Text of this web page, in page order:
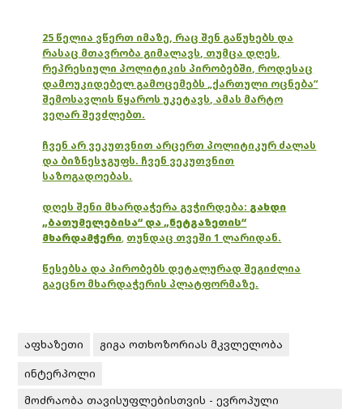
25 წელია ვწერთ იმაზე, რაც შენ გაწუხებს და
რასაც მთავრობა გიმალავს, თუმცა დღეს,
რეპრესიული პოლიტიკის პირობებში, როდესაც
დამოუკიდებელ გამოცემებს „ქართული ოცნება“
შემოსავლის წყაროს უკეტავს, ამას მარტო
ვეღარ შევძლებთ.
ჩვენ არ ვეკუთვნით არცერთ პოლიტიკურ ძალას
და ბიზნესჯგუფს. ჩვენ ვეკუთვნით
საზოგადოებას.
დღეს შენი მხარდაჭერა გვჭირდება: გახდი
„ბათუმელებისა“ და „ნეტგაზეთის“
მხარდამჭერი, თუნდაც თვეში 1 ლარიდან.
წესებსა და პირობებს დეტალურად შეგიძლია
გაეცნო მხარდაჭერის პლატფორმაზე.
აფხაზეთი
გიგა ოთხოზორიას მკვლელობა
ინტერპოლი
მოძრაობა თავისუფლებისთვის - ევროპული